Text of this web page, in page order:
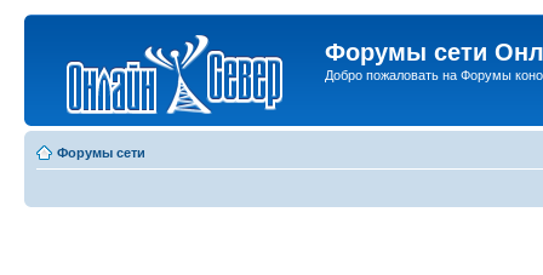
Форумы сети
Добро пожаловать на Форумы
Форумы сети